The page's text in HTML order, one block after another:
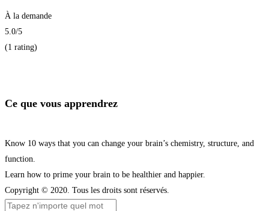
À la demande
5.0/5
(1 rating)
Ce que vous apprendrez
Know 10 ways that you can change your brain’s chemistry, structure, and
function.
Learn how to prime your brain to be healthier and happier.
Copyright © 2020. Tous les droits sont réservés.